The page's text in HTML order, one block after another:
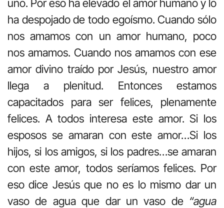
uno. Por eso ha elevado el amor humano y lo
ha despojado de todo egoísmo. Cuando sólo
nos amamos con un amor humano, poco
nos amamos. Cuando nos amamos con ese
amor divino traído por Jesús, nuestro amor
llega a plenitud. Entonces estamos
capacitados para ser felices, plenamente
felices. A todos interesa este amor. Si los
esposos se amaran con este amor…Si los
hijos, si los amigos, si los padres…se amaran
con este amor, todos seríamos felices. Por
eso dice Jesús que no es lo mismo dar un
vaso de agua que dar un vaso de “agua